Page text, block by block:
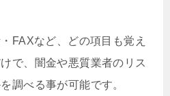
FAXなど、どの項目も覚え
で、闇金や悪質業者のリス
調べる事が可能です。